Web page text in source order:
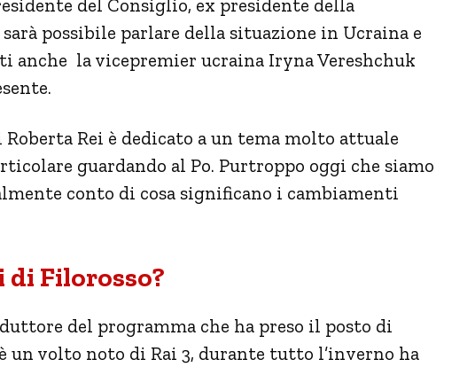
del Consiglio, ex presidente della
possibile parlare della situazione in Ucraina e
anche la vicepremier ucraina Iryna Vereshchuk
Rei è dedicato a un tema molto attuale
guardando al Po. Purtroppo oggi che siamo
conto di cosa significano i cambiamenti
Filorosso?
del programma che ha preso il posto di
è un volto noto di Rai 3, durante tutto l’inverno ha